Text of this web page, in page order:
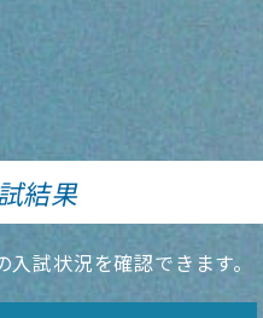
結果
入試状況を確認できます。